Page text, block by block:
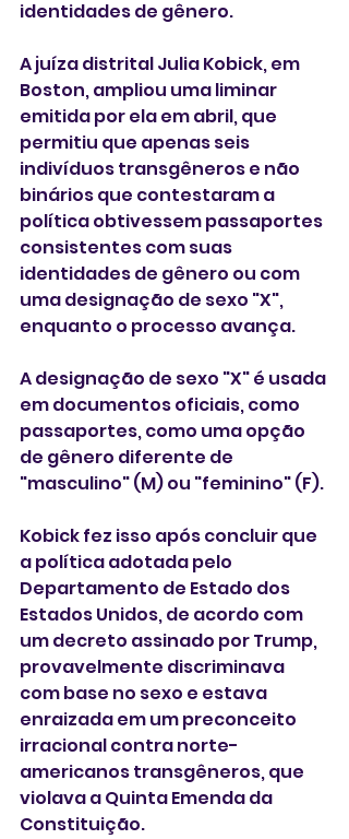
identidades de gênero.
A juíza distrital Julia Kobick, em
Boston, ampliou uma liminar
emitida por ela em abril, que
permitiu que apenas seis
indivíduos transgêneros e não
binários que contestaram a
política obtivessem passaportes
consistentes com suas
identidades de gênero ou com
uma designação de sexo "X",
enquanto o processo avança.
A designação de sexo "X" é usada
em documentos oficiais, como
passaportes, como uma opção
de gênero diferente de
"masculino" (M) ou "feminino" (F).
Kobick fez isso após concluir que
a política adotada pelo
Departamento de Estado dos
Estados Unidos, de acordo com
um decreto assinado por Trump,
provavelmente discriminava
com base no sexo e estava
enraizada em um preconceito
irracional contra norte-
americanos transgêneros, que
violava a Quinta Emenda da
Constituição.